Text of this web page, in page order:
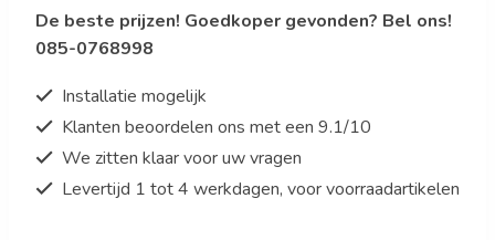
aantal
De beste prijzen! Goedkoper gevonden? Bel ons!
085-0768998
Installatie mogelijk
Klanten beoordelen ons met een 9.1/10
We zitten klaar voor uw vragen
Levertijd 1 tot 4 werkdagen, voor voorraadartikelen